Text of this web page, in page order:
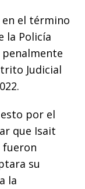
el término
la Policía
penalmente
Judicial
por el
que Isait
fueron
su
la